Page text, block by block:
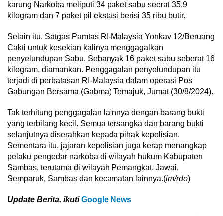
karung Narkoba meliputi 34 paket sabu seerat 35,9
kilogram dan 7 paket pil ekstasi berisi 35 ribu butir.
Selain itu, Satgas Pamtas RI-Malaysia Yonkav 12/Beruang
Cakti untuk kesekian kalinya menggagalkan
penyelundupan Sabu. Sebanyak 16 paket sabu seberat 16
kilogram, diamankan. Penggagalan penyelundupan itu
terjadi di perbatasan RI-Malaysia dalam operasi Pos
Gabungan Bersama (Gabma) Temajuk, Jumat (30/8/2024).
Tak terhitung penggagalan lainnya dengan barang bukti
yang terbilang kecil. Semua tersangka dan barang bukti
selanjutnya diserahkan kepada pihak kepolisian.
Sementara itu, jajaran kepolisian juga kerap menangkap
pelaku pengedar narkoba di wilayah hukum Kabupaten
Sambas, terutama di wilayah Pemangkat, Jawai,
Semparuk, Sambas dan kecamatan lainnya.(im/rdo)
Update Berita, ikutiGoogle News